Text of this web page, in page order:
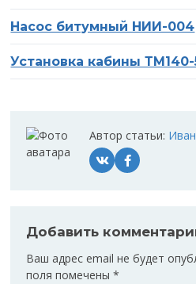
Насос битумный НИИ-004
Установка кабины ТМ140-
Автор статьи:
Добавить
Ваш адрес email не будет
поля помечены*